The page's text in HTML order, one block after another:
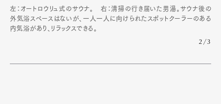
左：オートロウリュ式のサウナ。 右：清掃の行き届いた男湯。サウナ後の
外気浴スペースはないが、一人一人に向けられたスポットクーラーのある
内気浴があり、リラックスできる。
2/3